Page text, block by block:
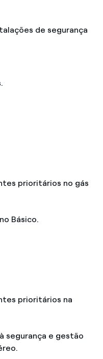
de segurança
prioritários no gás
Básico.
prioritários na
segurança e gestão